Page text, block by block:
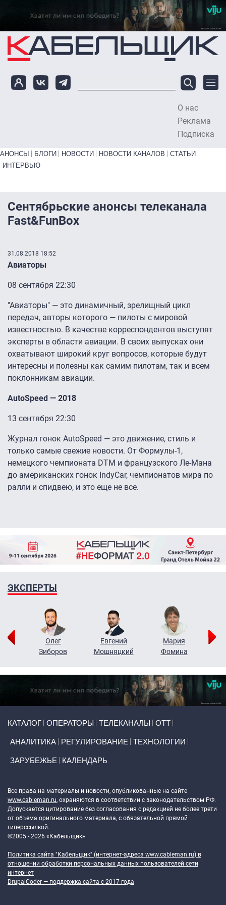
Перейти к основному содержанию
О нас
Реклама
Подписка
Primary links bottom
АНОНСЫ БЛОГИ НОВОСТИ НОВОСТИ КАНАЛОВ
СТАТЬИ
ИНТЕРВЬЮ
Сентябрьские анонсы телеканала
Fast&FunBox
31.08.2018 18:52
Авиаторы
08 сентября 22:30
​"Авиаторы" — это динамичный, зрелищный цикл
передач, авторы которого — пилоты с мировой
известностью. В качестве корреспондентов выступят
эксперты в области авиации. В своих выпусках они
охватывают широкий круг вопросов, которые будут
интересны и полезны как самим пилотам, так и всем
поклонникам авиации.
AutoSpeed — 2018
13 сентября 22:30
Журнал гонок AutoSpeed — это движение, стиль и
только самые свежие новости. От Формулы-1,
немецкого чемпионата DTM и французского Ле-Мана
до американских гонок IndyCar, чемпионатов мира по
ралли и спидвею, и это еще не все.
ЭКСПЕРТЫ
Олег
Зиборов
Евгений
Мошняцкий
Мария
Фомина
КАТАЛОГ ОПЕРАТОРЫ ТЕЛЕКАНАЛЫ ОТТ
АНАЛИТИКА РЕГУЛИРОВАНИЕ ТЕХНОЛОГИИ
ЗАРУБЕЖЬЕ КАЛЕНДАРЬ
Все права на материалы и новости, опубликованные на сайте
www.cableman.ru, охраняются в соответствии с законодательством РФ.
Допускается цитирование без согласования с редакцией не более трети
от объема оригинального материала, с обязательной прямой
гиперссылкой.
©2005 - 2026 «Кабельщик»
Политика сайта "Кабельщик" (интернет-адреса www.cableman.ru) в
отношении обработки персональных данных пользователей сети
интернет
DrupalCoder — поддержка сайта c 2017 года